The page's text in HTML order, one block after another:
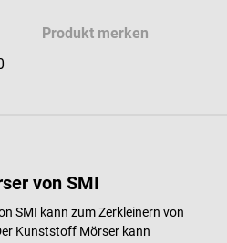
Produkt merken
von SMI
SMI kann zum Zerkleinern von
Kunststoff Mörser kann